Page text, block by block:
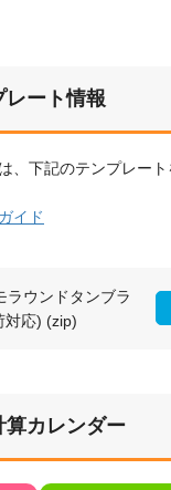
レート情報
、下記のテンプレー
イド
ラウンドタンブラ
対応) (zip)
算カレンダー